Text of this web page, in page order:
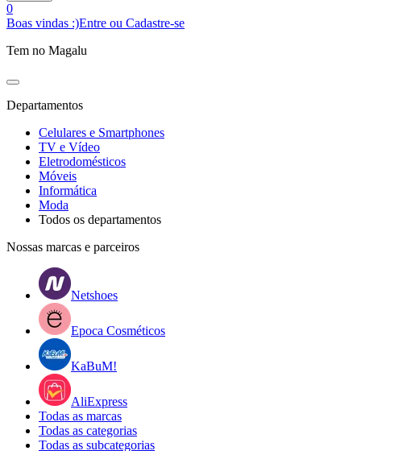
0
Boas vindas :)Entre ou Cadastre-se
Tem no Magalu
Departamentos
Celulares e Smartphones
TV e Vídeo
Eletrodomésticos
Móveis
Informática
Moda
Todos os departamentos
Nossas marcas e parceiros
Netshoes
Epoca Cosméticos
KaBuM!
AliExpress
Todas as marcas
Todas as categorias
Todas as subcategorias